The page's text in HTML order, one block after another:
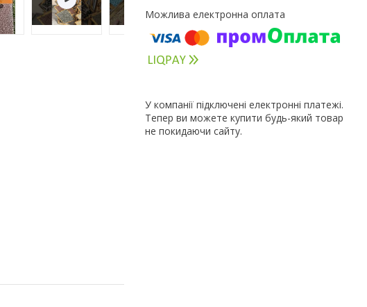
У компанії підключені електронні платежі.
Тепер ви можете купити будь-який товар
не покидаючи сайту.